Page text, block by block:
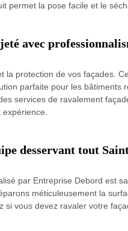
permet la pose facile et le
avec
la protection de vos façades.
parfaite pour les
services de ravalement
desservant tout
par Entreprise Debord est
méticuleusement la
si vous devez ravaler votre